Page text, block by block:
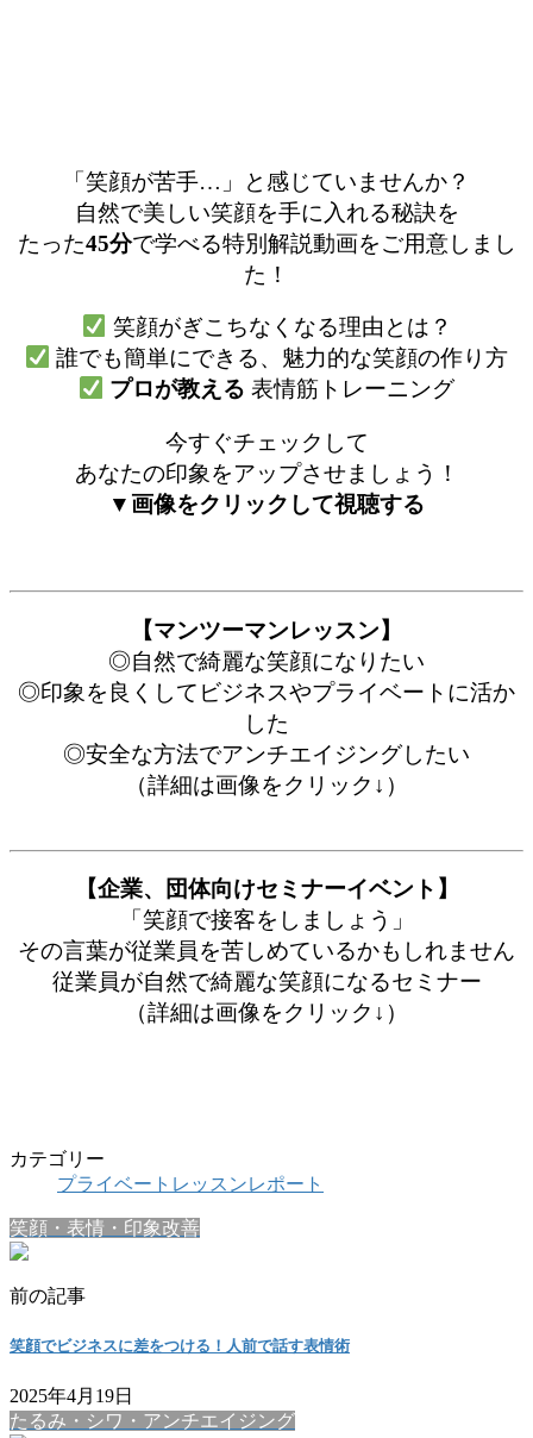
「笑顔が苦手…」と感じていませんか？
自然で美しい笑顔を手に入れる秘訣を
たった45分で学べる特別解説動画をご用意しまし
た！
笑顔がぎこちなくなる理由とは？
誰でも簡単にできる、魅力的な笑顔の作り方
プロが教える 表情筋トレーニング
今すぐチェックして
あなたの印象をアップさせましょう！
▼画像をクリックして視聴する
【マンツーマンレッスン】
◎自然で綺麗な笑顔になりたい
◎印象を良くしてビジネスやプライベートに活か
した
◎安全な方法でアンチエイジングしたい
（詳細は画像をクリック↓）
【企業、団体向けセミナーイベント】
「笑顔で接客をしましょう」
その言葉が従業員を苦しめているかもしれません
従業員が自然で綺麗な笑顔になるセミナー
（詳細は画像をクリック↓）
カテゴリー
プライベートレッスンレポート
笑顔・表情・印象改善
前の記事
笑顔でビジネスに差をつける！人前で話す表情術
2025年4月19日
たるみ・シワ・アンチエイジング